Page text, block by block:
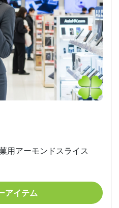
用アーモンドスライス
アイテム